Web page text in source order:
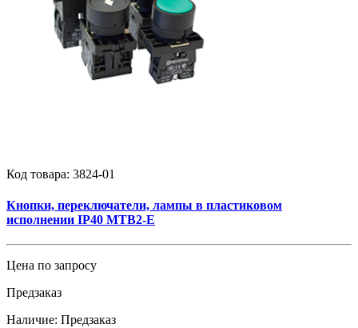
Код товара: 3824-01
Кнопки, переключатели, лампы в пластиковом
исполнении IP40 MTB2-Е
Цена по запросу
Предзаказ
Наличие: Предзаказ